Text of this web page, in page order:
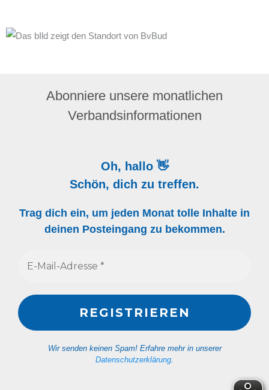
Abonniere unsere monatlichen
Verbandsinformationen
Oh, hallo 👋
Schön, dich zu treffen.
Trag dich ein, um jeden Monat tolle Inhalte in
deinen Posteingang zu bekommen.
Wir senden keinen Spam! Erfahre mehr in unserer
Datenschutzerklärung